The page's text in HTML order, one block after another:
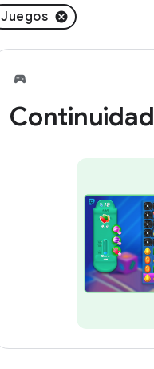
Juegos
Continuidad